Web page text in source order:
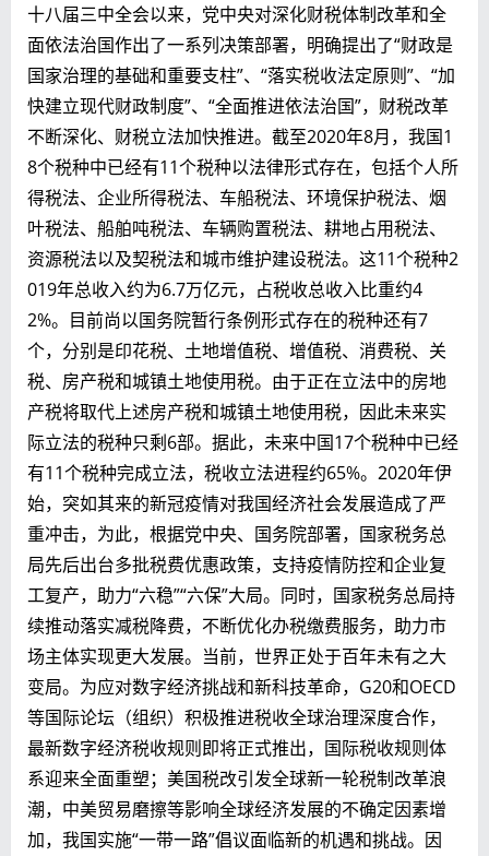
十八届三中全会以来，党中央对深化财税体制改革和全
面依法治国作出了一系列决策部署，明确提出了“财政是
国家治理的基础和重要支柱”、“落实税收法定原则”、“加
快建立现代财政制度”、“全面推进依法治国”，财税改革
不断深化、财税立法加快推进。截至2020年8月，我国1
8个税种中已经有11个税种以法律形式存在，包括个人所
得税法、企业所得税法、车船税法、环境保护税法、烟
叶税法、船舶吨税法、车辆购置税法、耕地占用税法、
资源税法以及契税法和城市维护建设税法。这11个税种2
019年总收入约为6.7万亿元，占税收总收入比重约4
2%。目前尚以国务院暂行条例形式存在的税种还有7
个，分别是印花税、土地增值税、增值税、消费税、关
税、房产税和城镇土地使用税。由于正在立法中的房地
产税将取代上述房产税和城镇土地使用税，因此未来实
际立法的税种只剩6部。据此，未来中国17个税种中已经
有11个税种完成立法，税收立法进程约65%。2020年伊
始，突如其来的新冠疫情对我国经济社会发展造成了严
重冲击，为此，根据党中央、国务院部署，国家税务总
局先后出台多批税费优惠政策，支持疫情防控和企业复
工复产，助力“六稳”“六保”大局。同时，国家税务总局持
续推动落实减税降费，不断优化办税缴费服务，助力市
场主体实现更大发展。当前，世界正处于百年未有之大
变局。为应对数字经济挑战和新科技革命，G20和OECD
等国际论坛（组织）积极推进税收全球治理深度合作，
最新数字经济税收规则即将正式推出，国际税收规则体
系迎来全面重塑；美国税改引发全球新一轮税制改革浪
潮，中美贸易磨擦等影响全球经济发展的不确定因素增
加，我国实施“一带一路”倡议面临新的机遇和挑战。因